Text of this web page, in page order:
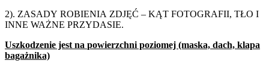
2). ZASADY ROBIENIA ZDJĘĆ – KĄT FOTOGRAFII, TŁO I
INNE WAŻNE PRZYDASIE.
Uszkodzenie jest na powierzchni poziomej (maska, dach, klapa
bagażnika)